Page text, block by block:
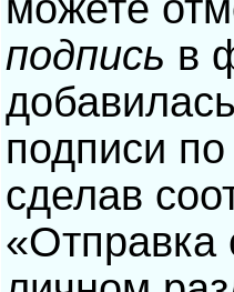
подпись в
подписи
сделав
«Отправка